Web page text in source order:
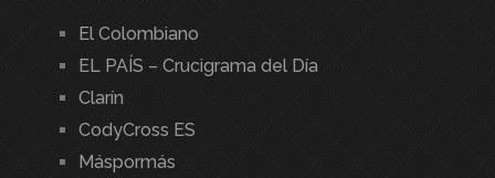
El Colombiano
EL PAÍS – Crucigrama del Día
Clarín
CodyCross ES
Máspormás